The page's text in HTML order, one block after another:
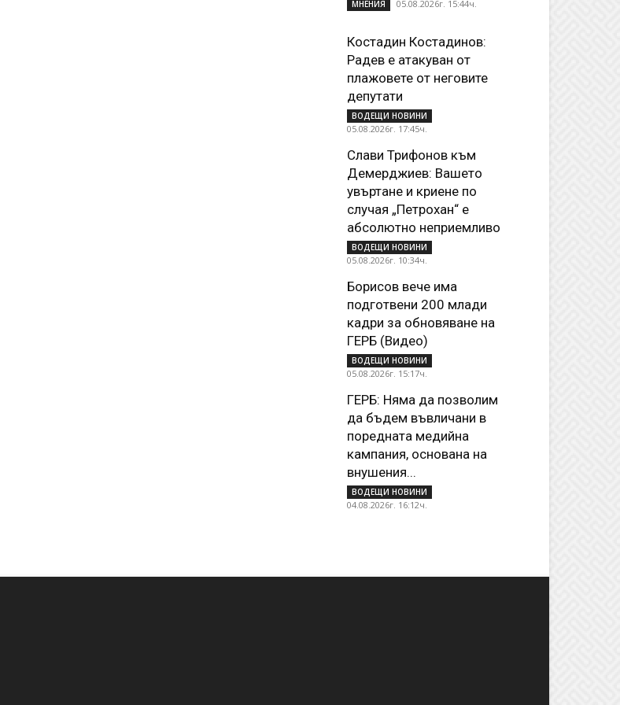
МНЕНИЯ 05.08.2026г. 15:44ч.
Костадин Костадинов:
Радев е атакуван от
плажoвете от неговите
депутати
ВОДЕЩИ НОВИНИ
05.08.2026г. 17:45ч.
Слави Трифонов към
Демерджиев: Вашето
увъртане и криене по
случая „Петрохан“ е
абсолютно неприемливо
ВОДЕЩИ НОВИНИ
05.08.2026г. 10:34ч.
Борисов вече има
подготвени 200 млади
кадри за обновяване на
ГЕРБ (Видео)
ВОДЕЩИ НОВИНИ
05.08.2026г. 15:17ч.
ГЕРБ: Няма да позволим
да бъдем въвличани в
поредната медийна
кампания, основана на
внушения...
ВОДЕЩИ НОВИНИ
04.08.2026г. 16:12ч.